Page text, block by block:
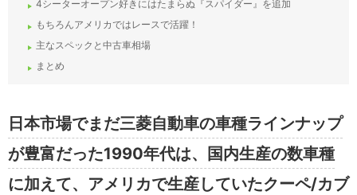
4シーターオープン好きにはたまらぬ『スパイダー』を追加
もちろんアメリカではレースで活躍！
主なスペックと中古車相場
まとめ
日本市場でまだ三菱自動車の車種ラインナップ
が豊富だった1990年代は、国内生産の数車種
に加えて、アメリカで生産していたクーペ/カブ